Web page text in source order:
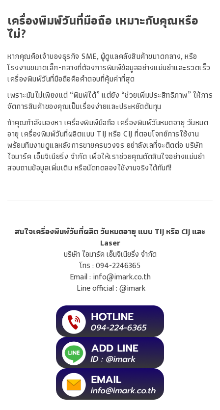
เครื่องพิมพ์วันที่มือถือ เหมาะกับคุณหรือ
ไม่?
หากคุณคือเจ้าของธุรกิจ SME, ผู้ดูแลคลังสินค้าขนาดกลาง, หรือ
โรงงานขนาดเล็ก-กลางที่ต้องการพิมพ์ข้อมูลอย่างแม่นยำและรวดเร็ว
เครื่องพิมพ์วันที่มือถือคือคำตอบที่คุ้มค่าที่สุด
เพราะมันไม่เพียงแต่ “พิมพ์ได้” แต่ยัง “ช่วยเพิ่มประสิทธิภาพ” ให้การ
จัดการสินค้าของคุณเป็นเรื่องง่ายและประหยัดต้นทุน
ถ้าคุณกำลังมองหา เครื่องพิมพ์มือถือ เครื่องพิมพ์วันหมดอายุ วันหมด
อายุ เครื่องพิมพ์วันที่ผลิตแบบ TIJ หรือ CIJ ที่ตอบโจทย์การใช้งาน
พร้อมทีมงานดูแลหลังการขายครบวงจร อย่าลังเลที่จะติดต่อ บริษัท
ไอมาร์ค เอ็นจิเนียริ่ง จำกัด เพื่อให้เราช่วยคุณตัดสินใจอย่างแม่นยำ
สอบถามข้อมูลเพิ่มเติม หรือนัดทดลองใช้งานจริงได้ทันที!
สนใจเครื่องพิมพ์วันที่ผลิต วันหมดอายุ แบบ TIJ หรือ CIJ และ
Laser
บริษัท ไอมาร์ค เอ็นจิเนียริ่ง จำกัด
โทร :094-2246365
Email : info@imark.co.th
Line official :@imark